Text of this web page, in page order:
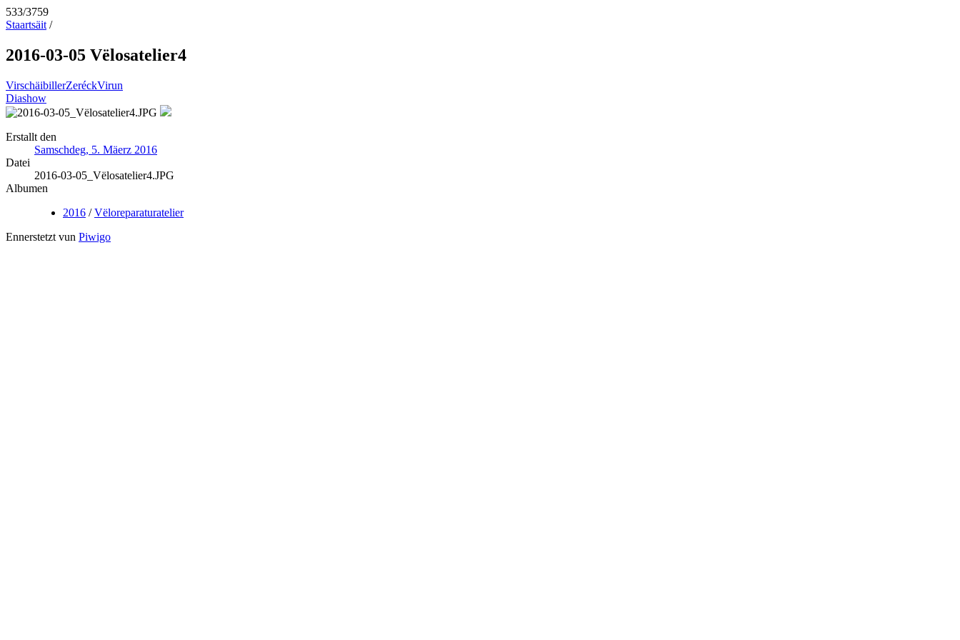
533/3759
Staartsäit /
2016-03-05 Vëlosatelier4
VirschäibillerZeréckVirun
Diashow
Erstallt den
Samschdeg, 5. Mäerz 2016
Datei
2016-03-05_Vëlosatelier4.JPG
Albumen
2016 /Vëloreparaturatelier
Ennerstetzt vun Piwigo